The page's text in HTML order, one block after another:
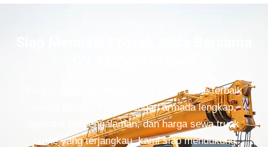
Percayakan kebutuhan sewa truck crane terbaik
hanya kepada kami. Dengan armada lengkap,
operator berpengalaman, dan harga sewa truck
crane yang terjangkau, kami siap mendukung